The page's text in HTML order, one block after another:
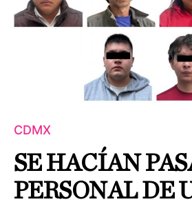
CDMX
SE HACÍAN
PERSONAL DE